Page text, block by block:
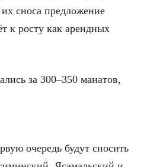
сноса предложение
к росту как арендных
за 300–350 манатов,
очередь будут сносить